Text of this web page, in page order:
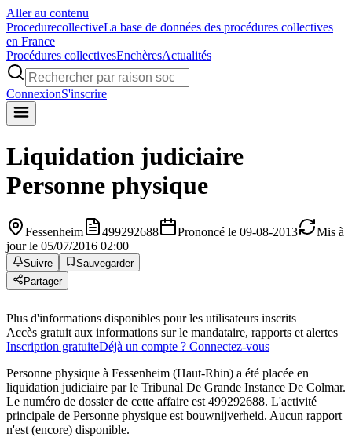
Aller au contenu
ProcedurecollectiveLa base de données des procédures collectives
en France
Procédures collectivesEnchèresActualités
ConnexionS'inscrire
Liquidation judiciaire
Personne physique
Fessenheim 499292688 Prononcé le 09-08-2013
Mis à
jour le 05/07/2016 02:00
Suivre
Sauvegarder
Partager
Plus d'informations disponibles pour les utilisateurs inscrits
Accès gratuit aux informations sur le mandataire, rapports et alertes
Inscription gratuiteDéjà un compte ? Connectez-vous
Personne physique à Fessenheim (Haut-Rhin) a été placée en
liquidation judiciaire par le Tribunal De Grande Instance De Colmar.
Le numéro de dossier de cette affaire est 499292688. L'activité
principale de Personne physique est bouwnijverheid. Aucun rapport
n'est (encore) disponible.